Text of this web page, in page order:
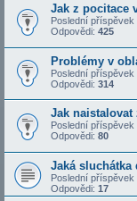
Jak z pocitace
Poslední příspěvek
Odpovědi: 425
Problémy v
Poslední příspěvek
Odpovědi: 314
Jak
Poslední příspěvek
Odpovědi: 80
Jaká sluchátka
Poslední příspěvek
Odpovědi: 17